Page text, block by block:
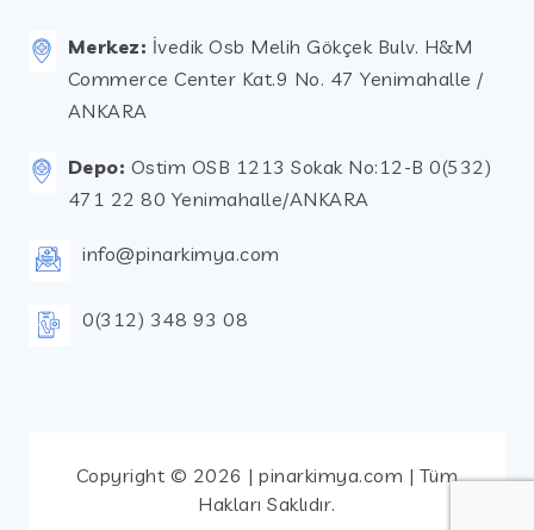
Merkez: İvedik Osb Melih Gökçek Bulv. H&M
Commerce Center Kat.9 No. 47 Yenimahalle /
ANKARA
Depo: Ostim OSB 1213 Sokak No:12-B 0(532)
471 22 80 Yenimahalle/ANKARA
info@pinarkimya.com
0(312) 348 93 08
Copyright © 2026 | pinarkimya.com | Tüm
Hakları Saklıdır.